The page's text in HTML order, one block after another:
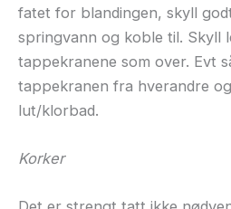
fatet for blandingen, skyll
springvann og koble til. Skyll
tappekranene som over. Evt
tappekranen fra hverandre
lut/klorbad.
Korker